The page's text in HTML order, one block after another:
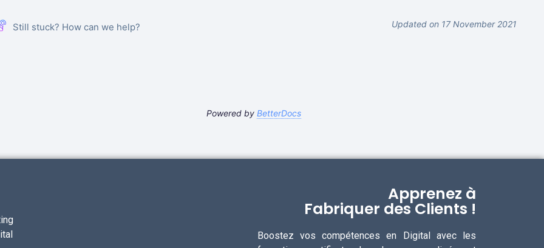
Still stuck? How can we help? Updated on 17 November 2021
Powered byBetterDocs
Apprenez à
Fabriquer des Clients !
Boostez vos compétences en Digital avec les